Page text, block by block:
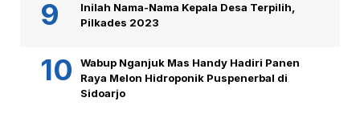
Inilah Nama-Nama Kepala Desa Terpilih,
Pilkades 2023
Wabup Nganjuk Mas Handy Hadiri Panen
Raya Melon Hidroponik Puspenerbal di
Sidoarjo